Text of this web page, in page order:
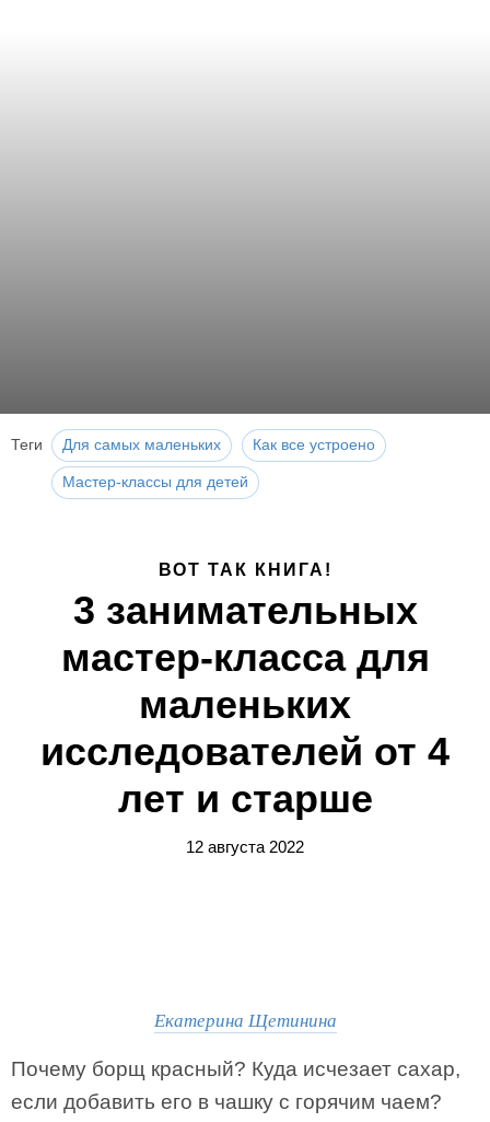
Теги Для самых маленьких Как все устроено
Мастер-классы для детей
ВОТ ТАК КНИГА!
3 занимательных
мастер-класса для
маленьких
исследователей от 4
лет и старше
12 августа 2022
Екатерина Щетинина
Почему борщ красный? Куда исчезает сахар,
если добавить его в чашку с горячим чаем?